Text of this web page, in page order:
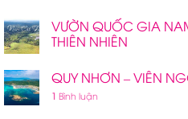
VƯỜN QUỐC GIA
THIÊN NHIÊN
QUY NHƠN – VIÊN
1 Bình luận